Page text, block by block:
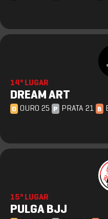
14º LUGAR
DREAM ART
O OURO 25 P PRATA 21 B
15º LUGAR
PULGA BJJ